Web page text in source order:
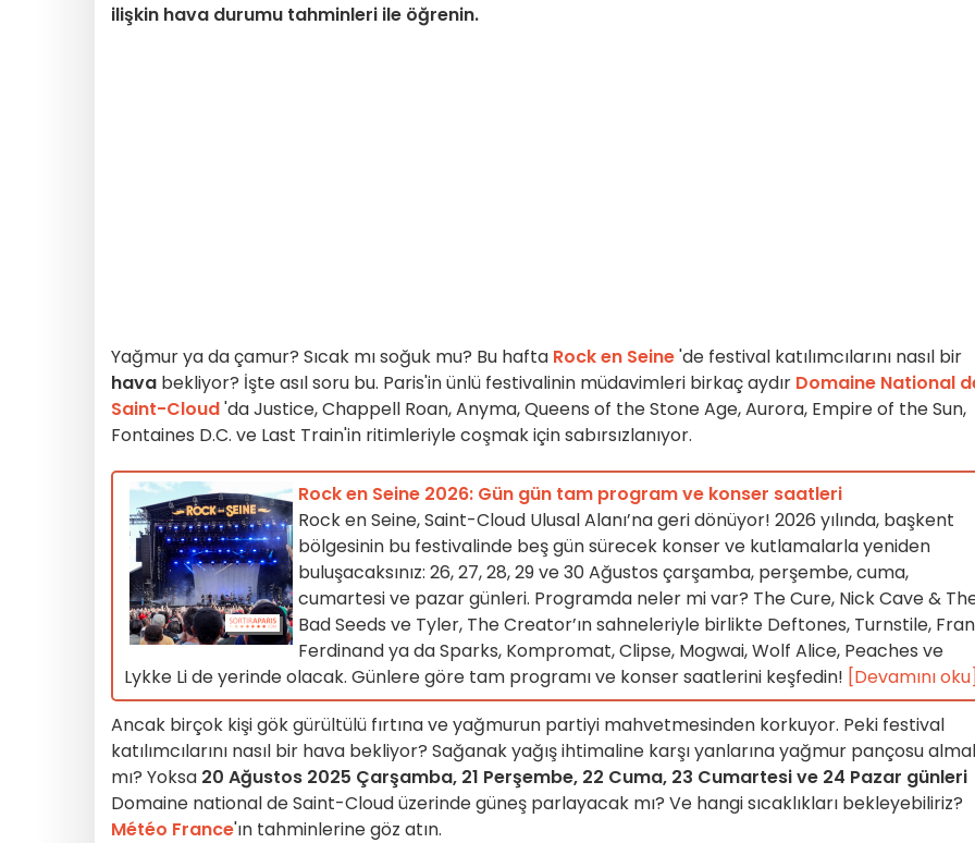
ilişkin hava durumu tahminleri ile öğrenin.
Yağmur ya da çamur? Sıcak mı soğuk mu? Bu hafta Rock en Seine'de festival katılımcılarını nasıl bir
hava bekliyor? İşte asıl soru bu. Paris'in ünlü festivalinin müdavimleri birkaç aydır Domaine National
Saint-Cloud'da Justice, Chappell Roan, Anyma, Queens of the Stone Age, Aurora, Empire of the Sun,
Fontaines D.C. ve Last Train'in ritimleriyle coşmak için sabırsızlanıyor.
Rock en Seine 2026: Gün gün tam program ve konser saatleri
Rock en Seine, Saint-Cloud Ulusal Alanı’na geri dönüyor! 2026 yılında, başkent
bölgesinin bu festivalinde beş gün sürecek konser ve kutlamalarla yeniden
buluşacaksınız: 26, 27, 28, 29 ve 30 Ağustos çarşamba, perşembe, cuma,
cumartesi ve pazar günleri. Programda neler mi var? The Cure, Nick Cave &
Bad Seeds ve Tyler, The Creator’ın sahneleriyle birlikte Deftones, Turnstile,
Ferdinand ya da Sparks, Kompromat, Clipse, Mogwai, Wolf Alice, Peaches ve
Lykke Li de yerinde olacak. Günlere göre tam programı ve konser saatlerini keşfedin! [Devamını oku]
Ancak birçok kişi gök gürültülü fırtına ve yağmurun partiyi mahvetmesinden korkuyor. Peki festival
katılımcılarını nasıl bir hava bekliyor? Sağanak yağış ihtimaline karşı yanlarına yağmur pançosu
mı? Yoksa 20 Ağustos 2025 Çarşamba, 21 Perşembe, 22 Cuma, 23 Cumartesi ve 24 Pazar günleri
Domaine national de Saint-Cloud üzerinde güneş parlayacak mı? Ve hangi sıcaklıkları bekleyebiliriz?
Météo France'ın tahminlerine göz atın.